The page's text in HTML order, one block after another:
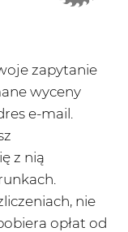
zapytanie
wyceny
e-mail.
z nią
nie
opłat od